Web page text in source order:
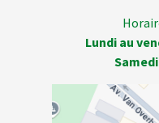
Lundi au
Samedi